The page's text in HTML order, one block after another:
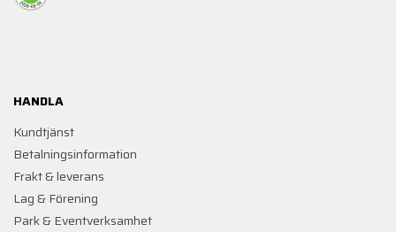
HANDLA
Kundtjänst
Betalningsinformation
Frakt & leverans
Lag & Förening
Park & Eventverksamhet